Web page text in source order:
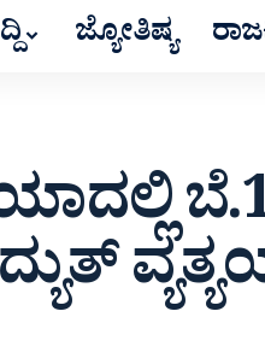
ಜ್ಯೋತಿಷ್ಯ